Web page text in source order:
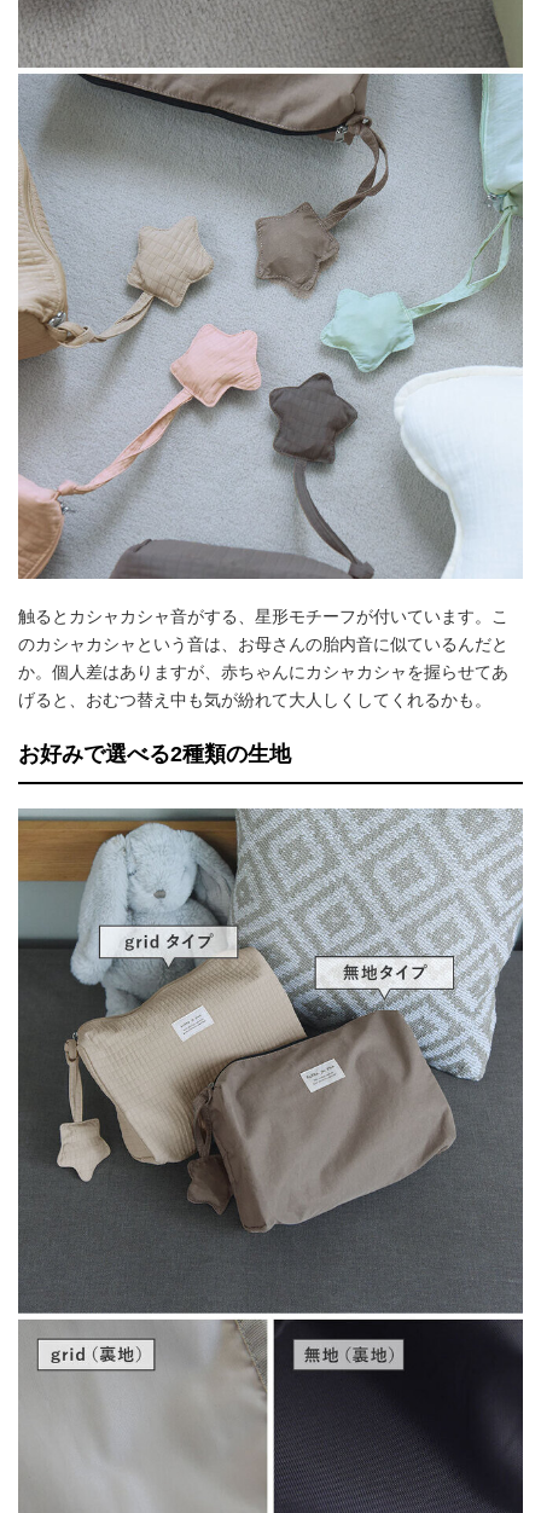
触るとカシャカシャ音がする、星形モチーフが付いています。こ
のカシャカシャという音は、お母さんの胎内音に似ているんだと
か。個人差はありますが、赤ちゃんにカシャカシャを握らせてあ
げると、おむつ替え中も気が紛れて大人しくしてくれるかも。
お好みで選べる2種類の生地